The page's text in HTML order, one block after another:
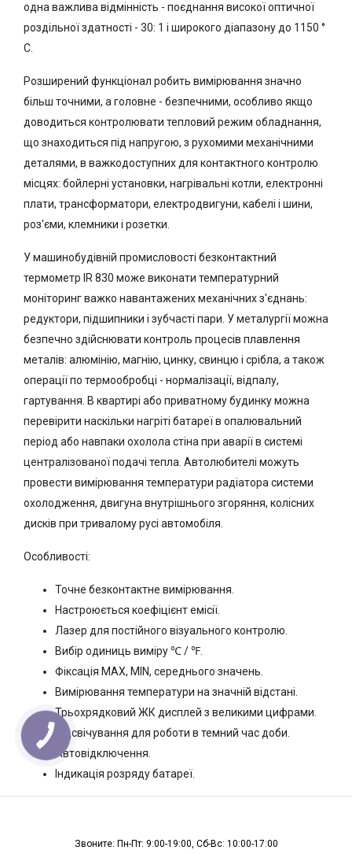
одна важлива відмінність - поєднання високої оптичної
роздільної здатності - 30: 1 і широкого діапазону до 1150 °
С.
Розширений функціонал робить вимірювання значно
більш точними, а головне - безпечними, особливо якщо
доводиться контролювати тепловий режим обладнання,
що знаходиться під напругою, з рухомими механічними
деталями, в важкодоступних для контактного контролю
місцях: бойлерні установки, нагрівальні котли, електронні
плати, трансформатори, електродвигуни, кабелі і шини,
роз'єми, клемники і розетки.
У машинобудівній промисловості безконтактний
термометр IR 830 може виконати температурний
моніторинг важко навантажених механічних з'єднань:
редуктори, підшипники і зубчасті пари. У металургії можна
безпечно здійснювати контроль процесів плавлення
металів: алюмінію, магнію, цинку, свинцю і срібла, а також
операції по термообробці - нормалізації, відпалу,
гартування. В квартирі або приватному будинку можна
перевірити наскільки нагріті батареї в опалювальний
період або навпаки охолола стіна при аварії в системі
централізованої подачі тепла. Автолюбителі можуть
провести вимірювання температури радіатора системи
охолодження, двигуна внутрішнього згоряння, колісних
дисків при тривалому русі автомобіля.
Особливості:
Точне безконтактне вимірювання.
Настроюється коефіцієнт емісії.
Лазер для постійного візуального контролю.
Вибір одиниць виміру ℃ / ℉.
Фіксація MAX, MIN, середнього значень.
Вимірювання температури на значній відстані.
Трьохрядковий ЖК дисплей з великими цифрами.
Підсвічування для роботи в темний час доби.
Автовідключення.
Індикація розряду батареї.
Звоните: Пн-Пт: 9:00-19:00, Сб-Вс: 10:00-17:00